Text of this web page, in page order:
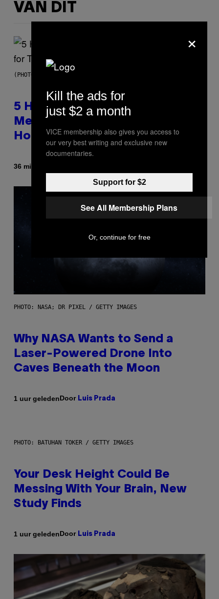
VAN DIT
(PHOTO BY STEVE GRANITZ/WIREIMAGE)
5 Hip-Hop Songs That Are Most
Memorable for Their Classic
Hooks
36 minuten geleden
PHOTO: NASA; DR PIXEL / GETTY IMAGES
Why NASA Wants to Send a
Laser-Powered Drone Into
Caves Beneath the Moon
1 uur geledenDoor Luis Prada
PHOTO: BATUHAN TOKER / GETTY IMAGES
Your Desk Height Could Be
Messing With Your Brain, New
Study Finds
1 uur geledenDoor Luis Prada
×
Kill the ads for
just $2 a month
VICE membership also gives you access to
our very best writing and exclusive new
documentaries.
Support for $2
See All Membership Plans
Or, continue for free